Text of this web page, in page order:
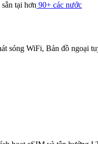
sẵn tại hơn 90+ các nước
sóng WiFi, Bản đồ ngoại